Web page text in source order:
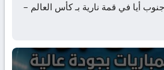
أيا في قمة نارية بـ كأس العالم –